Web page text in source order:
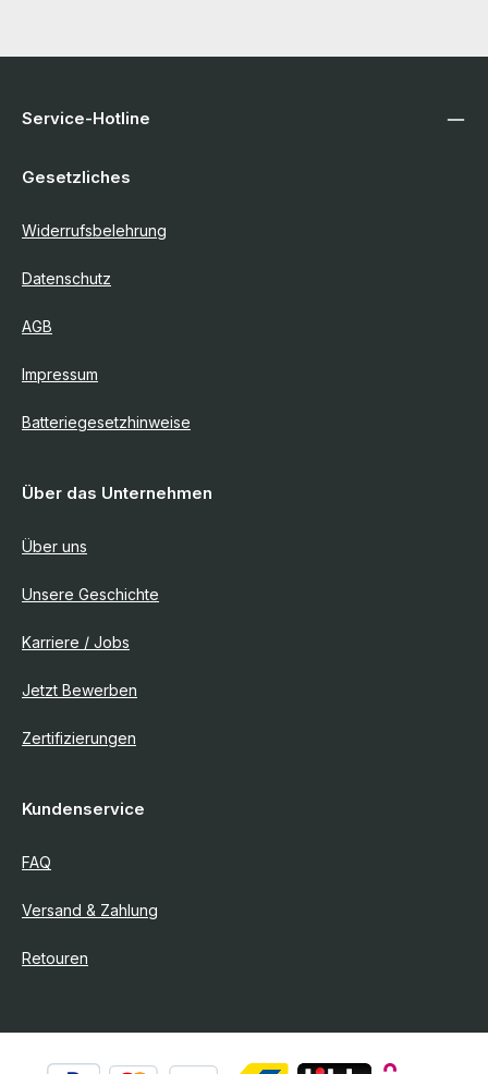
Service-Hotline
Gesetzliches
Widerrufsbelehrung
Datenschutz
AGB
Impressum
Batteriegesetzhinweise
Über das Unternehmen
Über uns
Unsere Geschichte
Karriere / Jobs
Jetzt Bewerben
Zertifizierungen
Kundenservice
FAQ
Versand & Zahlung
Retouren